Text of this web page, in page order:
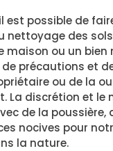
est possible de
nettoyage des
maison ou un bien
précautions et
ou de la
La discrétion et le
de la poussière,
nocives pour
la nature.